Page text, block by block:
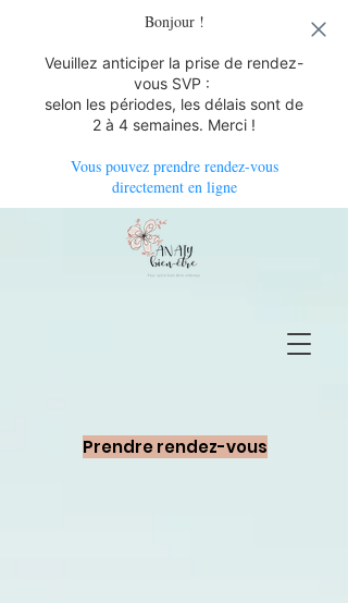
Bonjour !
Veuillez anticiper la prise de rendez-
vous SVP :
selon les périodes, les délais sont de
2 à 4 semaines. Merci !
Vous pouvez prendre rendez-vous
directement en ligne
Prendre rendez-vous